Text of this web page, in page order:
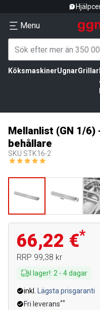
Menu
KöksmaskinerUgnarGrillar
Mellanlist (GN 1/6)
behållare
SKU STK16-2
66,22 €*
RRP 99,38 kr
I lager!: 2 - 4dagar
inkl.
Lägsta prisgaranti
Fri leverans**